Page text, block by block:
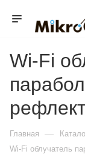
Wi-Fi
Главная —
Wi-Fi облучатель